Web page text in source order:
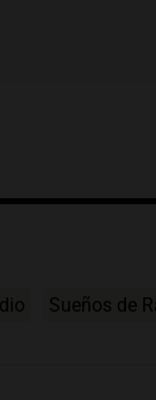
Sueños de